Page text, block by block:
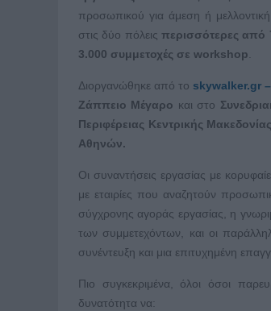
προσωπικού για άμεση ή
στις δύο πόλεις περισσότερες από
3.000 συμμετοχές σε workshop.
Διοργανώθηκε από το skywalker.gr
Ζάππειο Μέγαρο και στο
Περιφέρειας Κεντρικής Μακεδονίας
Αθηνών.
Οι συναντήσεις εργασίας με
με εταιρίες που αναζητούν
σύγχρονης αγοράς εργασίας, η
των συμμετεχόντων, και οι
συνέντευξη και μια επιτυχημένη
Πιο συγκεκριμένα, όλοι όσοι
δυνατότητα να: